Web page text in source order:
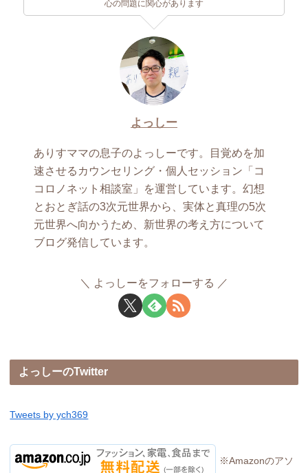
心の問題に関心があります
よっしー
ありすママの息子のよっしーです。目覚めを加
速させるカウンセリング・個人セッション「コ
コロノネット相談室」を運営しています。幻想
とおとぎ話の3次元世界から、実体と真理の5次
元世界へ向かうため、新世界の考え方について
ブログ発信しています。
よっしーをフォローする
よっしーのTwitter
Tweets by ych369
※Amazonのアソ